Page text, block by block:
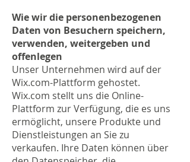
Wie wir die personenbezogenen
Daten von Besuchern speichern,
verwenden, weitergeben und
offenlegen
Unser Unternehmen wird auf der
Wix.com-Plattform gehostet.
Wix.com stellt uns die Online-
Plattform zur Verfügung, die es uns
ermöglicht, unsere Produkte und
Dienstleistungen an Sie zu
verkaufen. Ihre Daten können über